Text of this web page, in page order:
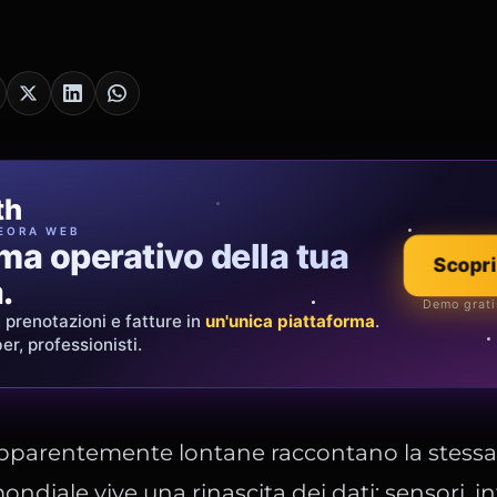
WEB
operativo della tua
prenotazioni e fatture in un'unica piattaforma.
professionisti.
Demo
Oro
che raccontano chi
creazioni su misura. Spedizione
Italia.
Scopri la
Showroom & e-
lontane raccontano la